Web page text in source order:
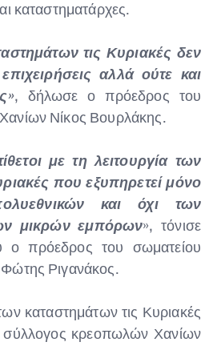
καταστηματάρχες.
τις Κυριακές δεν
αλλά ούτε και
, δήλωσε ο πρόεδρος του
Νίκος Βουρλάκης.
με τη λειτουργία των
που εξυπηρετεί μόνο
και όχι των
μικρών εμπόρων», τόνισε
πρόεδρος του σωματείου
Ριγανάκος.
καταστημάτων τις Κυριακές
σύλλογος κρεοπωλών Χανίων